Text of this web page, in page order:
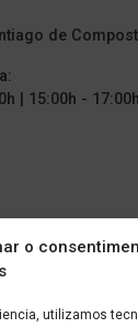
o
utilizamos
de
| 15:00h - 17:00h